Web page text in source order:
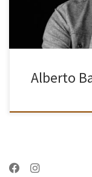
Alberto